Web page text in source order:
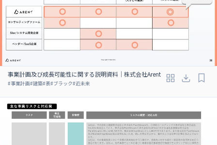
事業計画及び成長可能性に関する説明資料｜株式会社Arent
#事業計画#建築#表#ブラック#近未来